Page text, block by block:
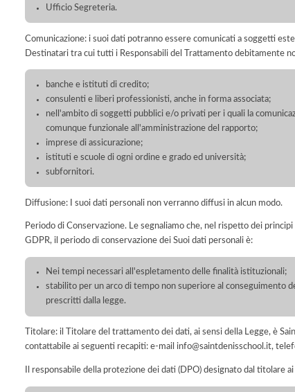
Ufficio Segreteria.
Comunicazione: i suoi dati potranno essere comunicati a soggetti
Destinatari tra cui tutti i Responsabili del Trattamento debitamente
banche e istituti di credito;
consulenti e liberi professionisti, anche in forma associata;
nell'ambito di soggetti pubblici e/o privati per i quali la
comunque funzionale all'amministrazione del rapporto;
imprese di assicurazione;
istituti e scuole di ogni ordine e grado ed università;
subfornitori.
Diffusione: I suoi dati personali non verranno diffusi in alcun modo.
Periodo di Conservazione. Le segnaliamo che, nel rispetto dei
GDPR, il periodo di conservazione dei Suoi dati personali è:
Nei tempi necessari all'espletamento delle finalità istituzionali;
stabilito per un arco di tempo non superiore al conseguimento
prescritti dalla legge.
Titolare: il Titolare del trattamento dei dati, ai sensi della Legge, è
contattabile ai seguenti recapiti: e-mail info@saintdenisschool.it,
Il responsabile della protezione dei dati (DPO) designato dal titolare